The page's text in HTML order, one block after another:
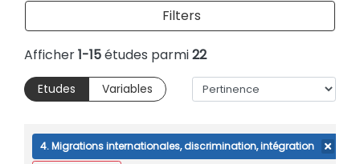
Filters
Afficher1-15études parmi22
Etudes Variables
4. Migrations internationales, discrimination, intégration